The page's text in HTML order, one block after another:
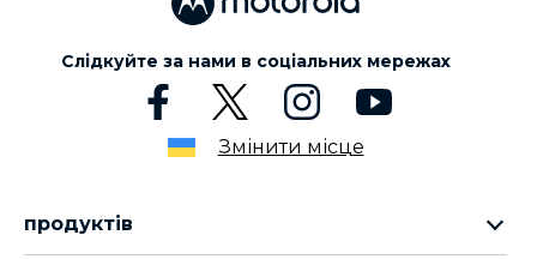
Слідкуйте за нами в соціальних мережах
Змінити місце
продуктів